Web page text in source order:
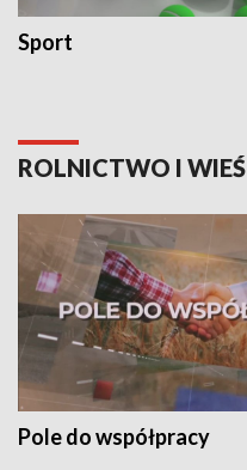
Sport
ROLNICTWO I WIEŚ
Pole do współpracy